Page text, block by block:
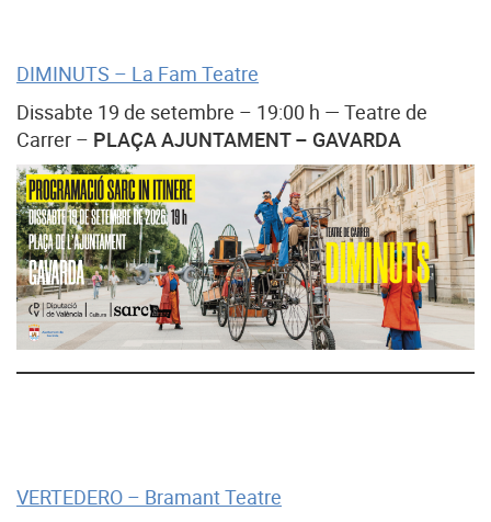
DIMINUTS – La Fam Teatre
Dissabte 19 de setembre – 19:00 h — Teatre de
Carrer – PLAÇA AJUNTAMENT – GAVARDA
VERTEDERO – Bramant Teatre